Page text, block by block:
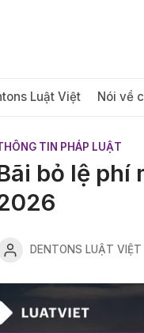
Luật Việt Nói về
TIN PHÁP LUẬT
bỏ lệ phí
DENTONS LUẬT VIỆT